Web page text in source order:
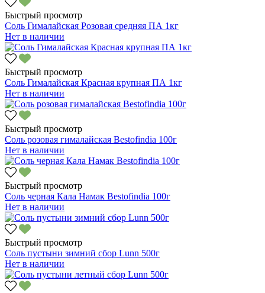
Быстрый просмотр
Соль Гималайская Розовая средняя ПА 1кг
Нет в наличии
Быстрый просмотр
Соль Гималайская Красная крупная ПА 1кг
Нет в наличии
Быстрый просмотр
Соль розовая гималайская Bestofindia 100г
Нет в наличии
Быстрый просмотр
Соль черная Кала Намак Bestofindia 100г
Нет в наличии
Быстрый просмотр
Соль пустыни зимний сбор Lunn 500г
Нет в наличии